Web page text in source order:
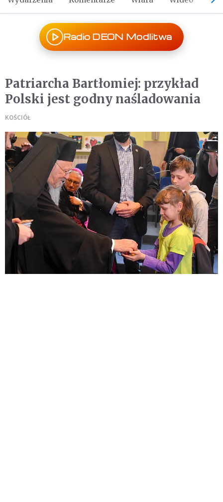
Radio DEON Modlitwa
Patriarcha Bartłomiej: przykład
Polski jest godny naśladowania
KOŚCIÓŁ